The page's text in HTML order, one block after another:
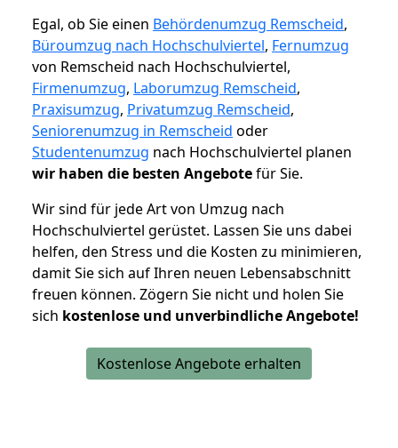
Egal, ob Sie einen Behördenumzug Remscheid,
Büroumzug nach Hochschulviertel, Fernumzug
von Remscheid nach Hochschulviertel,
Firmenumzug, Laborumzug Remscheid,
Praxisumzug, Privatumzug Remscheid,
Seniorenumzug in Remscheid oder
Studentenumzug nach Hochschulviertel planen
wir haben die besten Angebotefür Sie.
Wir sind für jede Art von Umzug nach
Hochschulviertel gerüstet. Lassen Sie uns dabei
helfen, den Stress und die Kosten zu minimieren,
damit Sie sich auf Ihren neuen Lebensabschnitt
freuen können. Zögern Sie nicht und holen Sie
sich kostenlose und unverbindliche Angebote!
Kostenlose Angebote erhalten